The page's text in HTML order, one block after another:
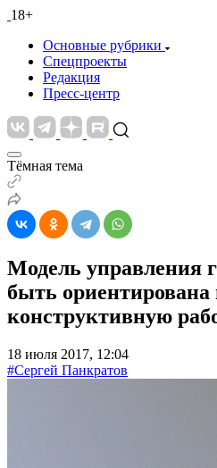
18+
Основные рубрики
Спецпроекты
Редакция
Пресс-центр
Тёмная тема
Модель управления
быть ориентирована
конструктивную
18 июля 2017, 12:04
#Сергей Панкратов